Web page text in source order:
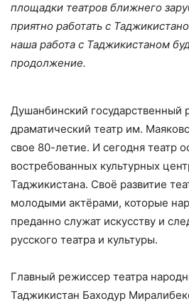
площадки театров ближнего
приятно работать с
наша работа с Таджикистаном
продолжение.
Душанбинский государственный
драматический театр им.
свое 80-летие. И сегодня театр
востребованных культурных
Таджикистана. Своё развитие
молодыми актёрами, которые
преданно служат искусству и
русского театра и культуры.
Главный режиссер театра
Таджикистан Баходур